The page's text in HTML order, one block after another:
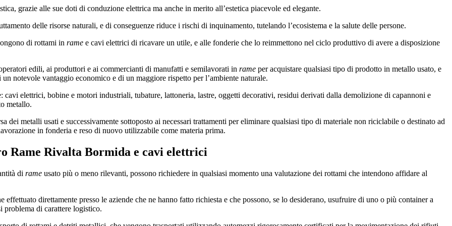
grazie alle sue doti di conduzione elettrica ma anche in merito all’estetica piacevole ed elegante.
delle risorse naturali, e di conseguenze riduce i rischi di inquinamento, tutelando l’ecosistema e la salute delle persone.
di rottami in rame e cavi elettrici di ricavare un utile, e alle fonderie che lo reimmettono nel ciclo produttivo di avere a disposizione
edili, ai produttori e ai commercianti di manufatti e semilavorati in rame per acquistare qualsiasi tipo di prodotto in metallo usato, e
notevole vantaggio economico e di un maggiore rispetto per l’ambiente naturale.
elettrici, bobine e motori industriali, tubature, lattoneria, lastre, oggetti decorativi, residui derivati dalla demolizione di capannoni e
metallo.
metalli usati e successivamente sottoposto ai necessari trattamenti per eliminare qualsiasi tipo di materiale non riciclabile o destinato ad
in fonderia e reso di nuovo utilizzabile come materia prima.
Rame Rivalta Bormida e cavi elettrici
di rame usato più o meno rilevanti, possono richiedere in qualsiasi momento una valutazione dei rottami che intendono affidare al
effettuato direttamente presso le aziende che ne hanno fatto richiesta e che possono, se lo desiderano, usufruire di uno o più container a
problema di carattere logistico.